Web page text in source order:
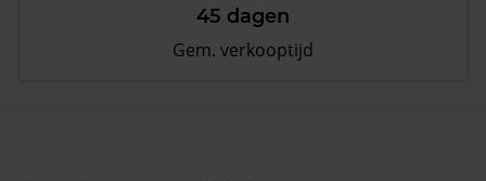
45 dagen
Gem. verkooptijd